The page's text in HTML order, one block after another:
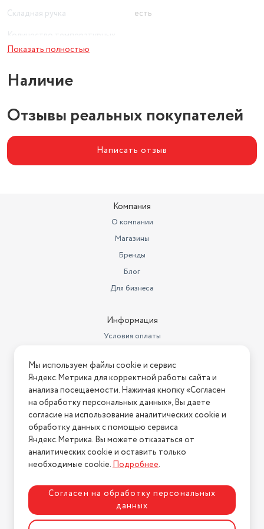
Складная ручка
есть
режимов
Длина сетевого шнура (м)
Показать полностью
Наличие
Отзывы реальных покупателей
Написать отзыв
Компания
О компании
Магазины
Бренды
Блог
Для бизнеса
Информация
Условия оплаты
Условия возврата
Нашли ошибку на сайте? Напишите нам
2026 © Интернет-магазин "АстМаркет". У нас есть всё!
Политика конфиденциальности
Разработка сайтаASTDESIGN
Мы используем файлы cookie и сервис
Яндекс.Метрика для корректной работы сайта и
анализа посещаемости. Нажимая кнопку «Согласен
на обработку персональных данных», Вы даете
согласие на использование аналитических cookie и
обработку данных с помощью сервиса
Яндекс.Метрика. Вы можете отказаться от
аналитических cookie и оставить только
необходимые cookie.Подробнее.
Согласен на обработку персональных
данных